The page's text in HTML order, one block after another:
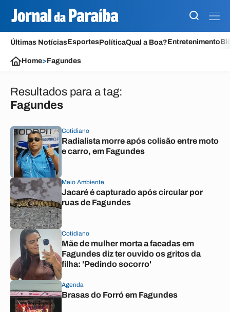
Últimas NotíciasEsportesPolíticaQual a Boa?Entretenimento
Home>Fagundes
Resultados para a tag:
Fagundes
Cotidiano
Radialista morre após colisão entre moto
e carro, em Fagundes
Meio Ambiente
Jacaré é capturado após circular por
ruas de Fagundes
Cotidiano
Mãe de mulher morta a facadas em
Fagundes diz ter ouvido os gritos da
filha: 'Pedindo socorro'
Agenda
Brasas do Forró em Fagundes